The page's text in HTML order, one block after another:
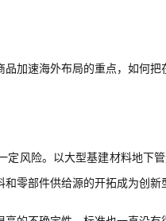
加速海外布局的重点， 如何把
定 风险。 以大型基建材料地下
和零部件供给源的开拓成为创新